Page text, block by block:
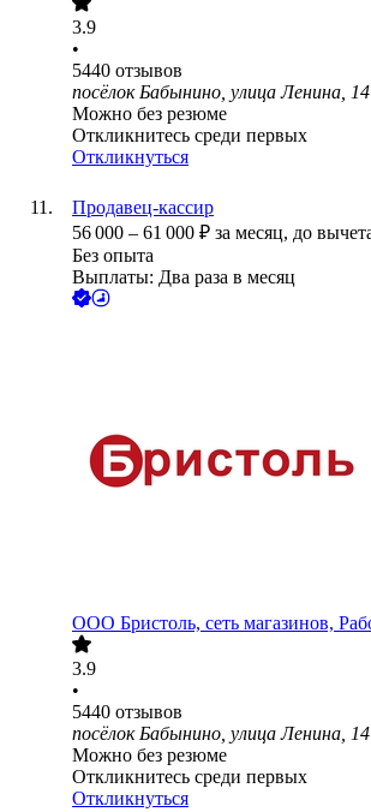
3.9
•
5440 отзывов
посёлок Бабынино, улица Ленина, 14
Можно без резюме
Откликнитесь среди первых
Откликнуться
Продавец-кассир
56 000 – 61 000 ₽ за месяц, до
Без опыта
Выплаты: Два раза в месяц
ООО Бристоль, сеть магазинов,
3.9
•
5440 отзывов
посёлок Бабынино, улица Ленина, 14
Можно без резюме
Откликнитесь среди первых
Откликнуться